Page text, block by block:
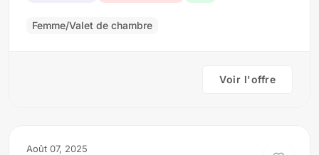
Expérience souhaitée en hôtellerie Candidature
Femme/Valet de chambre
Voir l'offre
Août 07, 2025